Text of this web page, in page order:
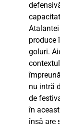
Atalantei
produce
goluri.
nu intră
de
în
însă are